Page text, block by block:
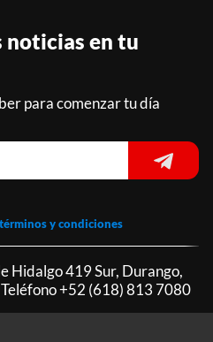
noticias en tu
para comenzar tu día
términos y condiciones
Hidalgo 419 Sur, Durango,
+52 (618) 813 7080